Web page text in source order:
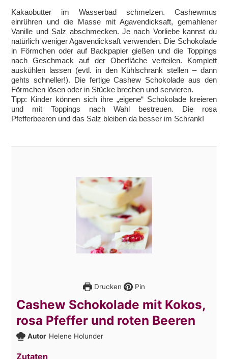
Kakaobutter im Wasserbad schmelzen. Cashewmus
einrühren und die Masse mit Agavendicksaft, gemahlener
Vanille und Salz abschmecken. Je nach Vorliebe kannst du
natürlich weniger Agavendicksaft verwenden. Die Schokolade
in Förmchen oder auf Backpapier gießen und die Toppings
nach Geschmack auf der Oberfläche verteilen. Komplett
auskühlen lassen (evtl. in den Kühlschrank stellen – dann
gehts schneller!). Die fertige Cashew Schokolade aus den
Förmchen lösen oder in Stücke brechen und servieren.
Tipp: Kinder können sich ihre „eigene“ Schokolade kreieren
und mit Toppings nach Wahl bestreuen. Die rosa
Pfefferbeeren und das Salz bleiben da besser im Schrank!
Drucken Pin
Cashew Schokolade mit Kokos,
rosa Pfeffer und roten Beeren
Autor Helene Holunder
Zutaten